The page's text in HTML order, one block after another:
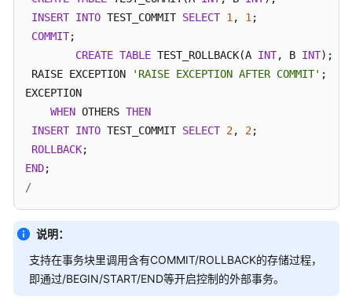
义
函
数
存
储
过
程
据
类
INSERT INTO TEST_COMMIT SELECT 1 , 1 ;
COMMIT;
CREATE TABLE TEST_ROLLBACK(A INT, B INT);
RAISE EXCEPTION
'RAISE EXCEPTION AFTER COMMIT' ;
EXCEPTION
WHEN OTHERS THEN
INSERT INTO TEST_COMMIT SELECT 2, 2;
ROLLBACK
END
/
说明：
支持在事务块里调用含有COMMIT/ROLLBACK的存储过程，
即通过/BEGIN/START/END等开启控制的外部事务。